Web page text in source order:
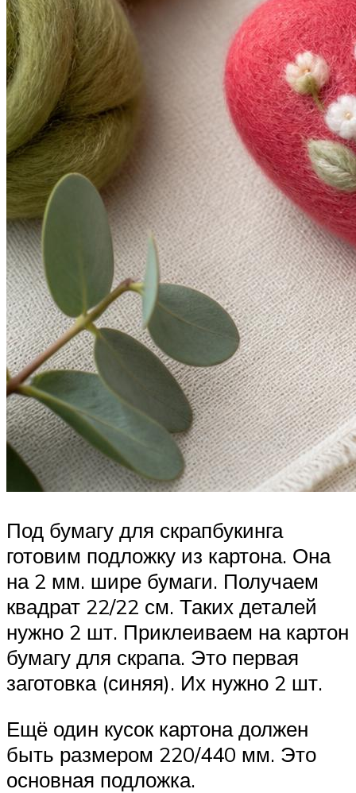
Под бумагу для скрапбукинга
готовим подложку из картона. Она
на 2 мм. шире бумаги. Получаем
квадрат 22/22 см. Таких деталей
нужно 2 шт. Приклеиваем на картон
бумагу для скрапа. Это первая
заготовка (синяя). Их нужно 2 шт.
Ещё один кусок картона должен
быть размером 220/440 мм. Это
основная подложка.